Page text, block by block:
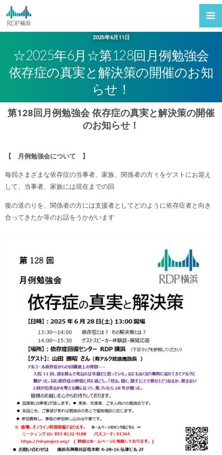
2025年6月11日
☆2025年6月☆第128回月例勉強会
依存症の真実と解決策の開催のお知
らせ！
第128回月例勉強会 依存症の真実と解決策の開催
のお知らせ！
【 月例勉強会について 】
毎回さまざまな依存症の当事者、家族、関係者の方々をゲストにお迎え
して、当事者、家族には現在までの回
復の道のりを、関係者の方には支援者としてどのように依存症者と向き
合ってきたか等のお話をうかがいます